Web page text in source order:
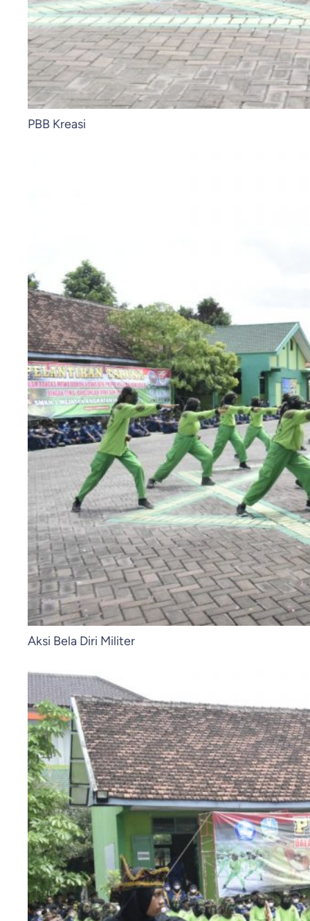
PBB Kreasi
Aksi Bela Diri Militer